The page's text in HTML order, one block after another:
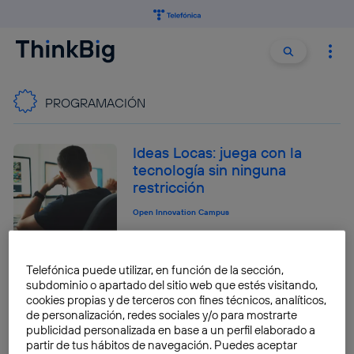
Buscar
PROGRAMACIÓN
Ideas Locas: juega con la
tecnología sin ninguna
restricción
Open Innovation Campus
Apps móviles para enseñar a
programar a los más
pequeños
José María López
Telefónica puede utilizar, en función de la sección,
subdominio o apartado del sitio web que estés visitando,
cookies propias y de terceros con fines técnicos, analíticos,
de personalización, redes sociales y/o para mostrarte
publicidad personalizada en base a un perfil elaborado a
partir de tus hábitos de navegación. Puedes aceptar